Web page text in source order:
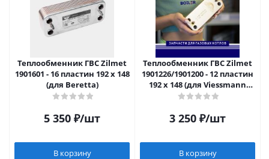
Теплообменник ГВС Zilmet
1901601 - 16 пластин 192 x 148
(для Beretta)
5 350 ₽/шт
В корзину
Теплообменник ГВС Zilmet
1901226/1901200 - 12 пластин
192 x 148 (для Viessmann
WH1B, Beretta, Biasi)
3 250 ₽/шт
В корзину